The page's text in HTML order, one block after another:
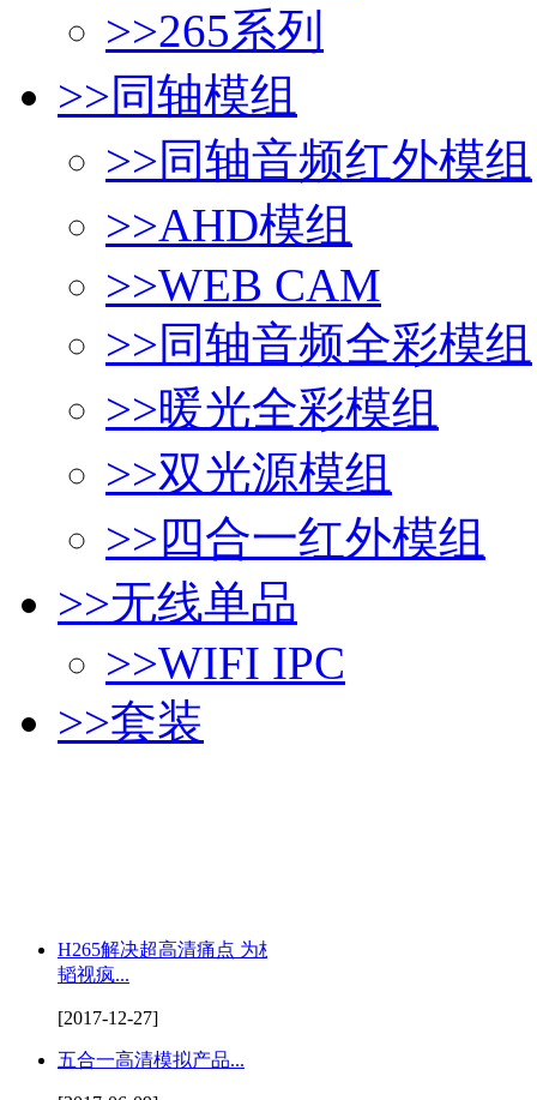
>>265系列
>>同轴模组
>>同轴音频红外模组
>>AHD模组
>>WEB CAM
>>同轴音频全彩模组
>>暖光全彩模组
>>双光源模组
>>四合一红外模组
>>无线单品
>>WIFI IPC
>>套装
H265解决超高清痛点 为杭州
韬视疯...
[2017-12-27]
五合一高清模拟产品...